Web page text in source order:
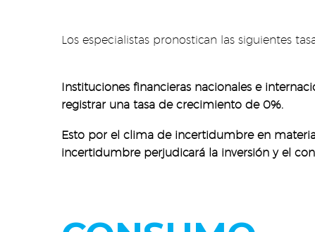
Los especialistas pronostican las siguientes
Instituciones financieras nacionales e
registrar una tasa de crecimiento de 0%.
Esto por el clima de incertidumbre en
incertidumbre perjudicará la inversión y el